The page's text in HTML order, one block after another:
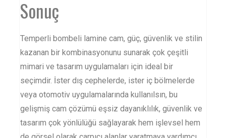
Sonuç
Temperli bombeli lamine cam, güç, güvenlik ve stilin
kazanan bir kombinasyonunu sunarak çok çeşitli
mimari ve tasarım uygulamaları için ideal bir
seçimdir. İster dış cephelerde, ister iç bölmelerde
veya otomotiv uygulamalarında kullanılsın, bu
gelişmiş cam çözümü eşsiz dayanıklılık, güvenlik ve
tasarım çok yönlülüğü sağlayarak hem işlevsel hem